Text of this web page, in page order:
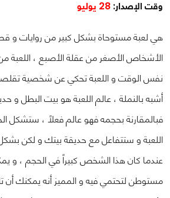
وقت الإصدار: 28 يوليو
هي لعبة مستوحاة بشكل كبير من روايات
الأشخاص الأصغر من عقلة الأصبع ، اللعبة
نفس الوقت و اللعبة تحكي عن شخصية
أشبه بالنملة ، عالم اللعبة هو بيت البطل و
فبالمقارنة بحجمه فهو عالم فعلاً ، ستشكل
اللعبة و ستتفاعل مع حديقة بيتك و لكن
عندما كان هذا الشخص كبيراً في الحجم ، و
مستوطن لتحتمي فيه و المميز أنه يمكنك